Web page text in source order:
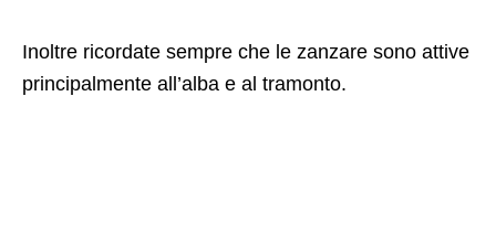
Inoltre ricordate sempre che le zanzare sono attive
principalmente all’alba e al tramonto.